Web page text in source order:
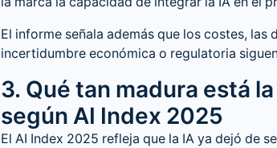
El informe señala además que los costes,
incertidumbre económica o regulatoria
3. Qué tan madura está
según AI Index 2025
El AI Index 2025 refleja que la IA ya dejó de